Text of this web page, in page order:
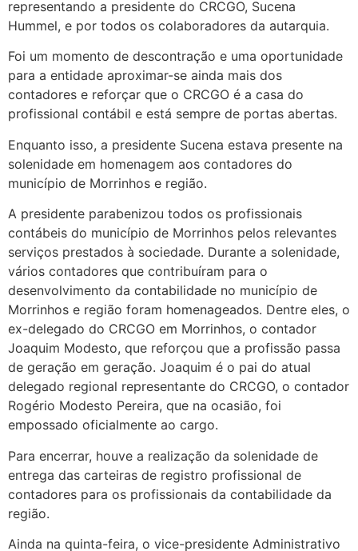
representando a presidente do CRCGO, Sucena
Hummel, e por todos os colaboradores da autarquia.
Foi um momento de descontração e uma oportunidade
para a entidade aproximar-se ainda mais dos
contadores e reforçar que o CRCGO é a casa do
profissional contábil e está sempre de portas abertas.
Enquanto isso, a presidente Sucena estava presente na
solenidade em homenagem aos contadores do
município de Morrinhos e região.
A presidente parabenizou todos os profissionais
contábeis do município de Morrinhos pelos relevantes
serviços prestados à sociedade. Durante a solenidade,
vários contadores que contribuíram para o
desenvolvimento da contabilidade no município de
Morrinhos e região foram homenageados. Dentre eles, o
ex-delegado do CRCGO em Morrinhos, o contador
Joaquim Modesto, que reforçou que a profissão passa
de geração em geração. Joaquim é o pai do atual
delegado regional representante do CRCGO, o contador
Rogério Modesto Pereira, que na ocasião, foi
empossado oficialmente ao cargo.
Para encerrar, houve a realização da solenidade de
entrega das carteiras de registro profissional de
contadores para os profissionais da contabilidade da
região.
Ainda na quinta-feira, o vice-presidente Administrativo